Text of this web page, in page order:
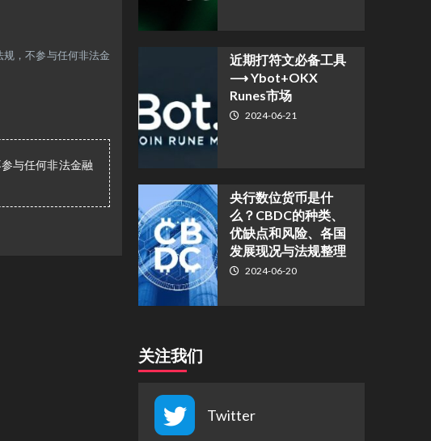
，不参与任何非法金
与任何非法金融
近期打符文必备工具
⟶ Ybot+OKX
Runes市场
2024-06-21
央行数位货币是什
么？CBDC的种类、
优缺点和风险、各国
发展现况与法规整理
2024-06-20
关注我们
Twitter